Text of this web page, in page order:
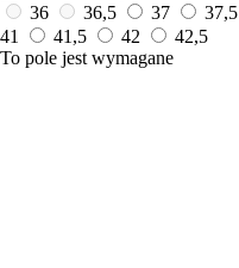
36
36,5 37 37,5
41
41,5 42
42,5
To pole jest wymagane